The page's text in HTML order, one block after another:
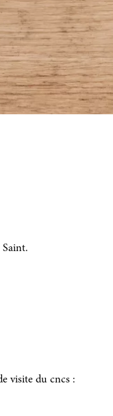
visite du cncs :